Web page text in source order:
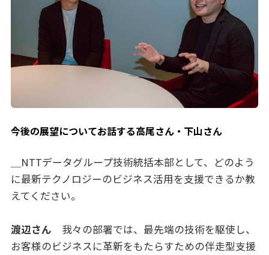
今後の展望についてお話する高尾さん・下山さん
＿NTTデータグループ技術統括本部として、どのよう
に最新テクノロジーのビジネス活用を支援できるか教
えてください。
渡辺さん 我々の部署では、最先端の技術を駆使し、
お客様のビジネスに革新をもたらすための伴走型支援